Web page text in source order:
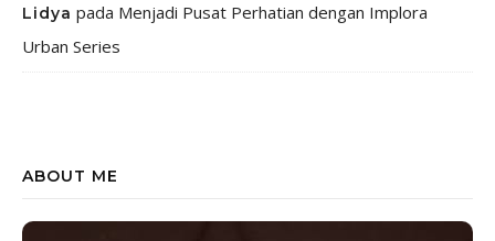
Lidya pada Menjadi Pusat Perhatian dengan Implora
Urban Series
ABOUT ME